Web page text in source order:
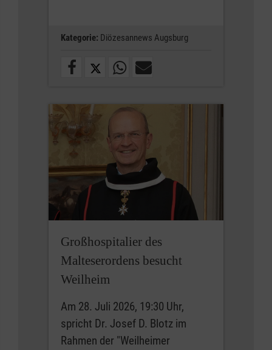
Kategorie: Diözesannews Augsburg
Großhospitalier des
Malteserordens besucht
Weilheim
Am 28. Juli 2026, 19:30 Uhr,
spricht Dr. Josef D. Blotz im
Rahmen der "Weilheimer